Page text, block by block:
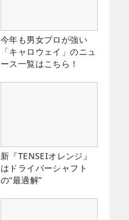
今年も男女プロが強い
「キャロウェイ」のニュ
ース一覧はこちら！
新『TENSEIオレンジ』
はドライバーシャフト
の“最適解”